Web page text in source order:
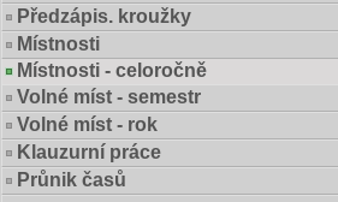
Předzápis. kroužky
Místnosti
Místnosti - celoročně
Volné míst - semestr
Volné míst - rok
Klauzurní práce
Průnik časů